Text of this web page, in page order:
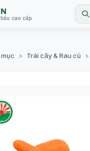
cao cấp
> Trái cây & Rau củ >